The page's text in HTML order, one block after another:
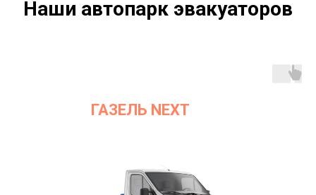
Наши автопарк эвакуаторов
ГАЗЕЛЬ NEXT